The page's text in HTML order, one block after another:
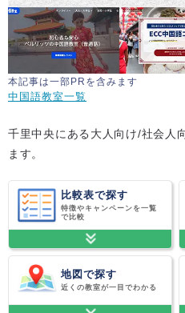
本記事は一部PRを含みます
中国語教室一覧
千里中央にある大人向け/社会人
ます。
比較表で探す
特徴やキャンペーンを一覧
で比較
地図で探す
近くの教室が一目でわかる